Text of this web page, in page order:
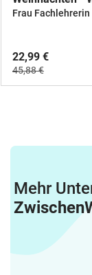
und Gestalten
Frau Fachlehrerin
22,99 €
45,88 €
Mehr